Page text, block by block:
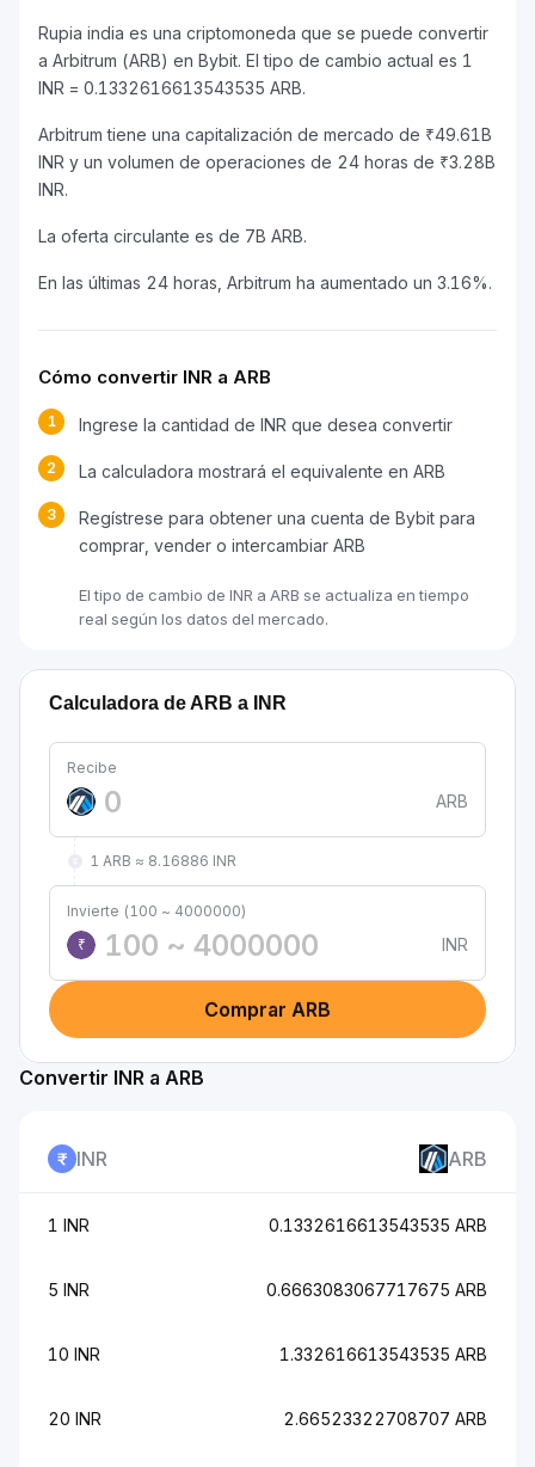
Rupia india es una criptomoneda que se puede convertir
a Arbitrum (ARB) en Bybit. El tipo de cambio actual es 1
INR = 0.1332616613543535 ARB.
Arbitrum tiene una capitalización de mercado de ₹49.61B
INR y un volumen de operaciones de 24 horas de ₹3.28B
INR.
La oferta circulante es de 7B ARB.
En las últimas 24 horas, Arbitrum ha aumentado un 3.16%.
Cómo convertir INR a ARB
1 Ingrese la cantidad de INR que desea convertir
2 La calculadora mostrará el equivalente en ARB
3
Regístrese para obtener una cuenta de Bybit para
comprar, vender o intercambiar ARB
El tipo de cambio de INR a ARB se actualiza en tiempo
real según los datos del mercado.
Calculadora de ARB a INR
Recibe
ARB
1 ARB ≈ 8.16886 INR
Invierte (100 ~ 4000000)
₹
INR
Comprar ARB
Convertir INR a ARB
INR ARB
1 INR 0.1332616613543535 ARB
5 INR 0.6663083067717675 ARB
10 INR 1.332616613543535 ARB
20 INR 2.66523322708707 ARB